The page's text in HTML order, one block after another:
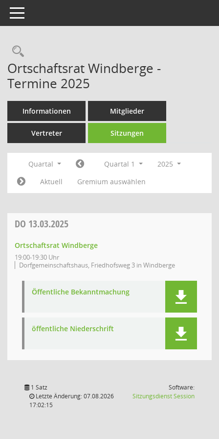
Toggle navigation
Rechercheauswahl
Ortschaftsrat Windberge -
Termine 2025
Informationen Mitglieder
Vertreter Sitzungen
Quartal Quartal 1
2025
Aktuell
Gremium auswählen
DO 13.03.2025
Ortschaftsrat Windberge
19:00-19:30 Uhr
Dorfgemeinschaftshaus, Friedhofsweg 3 in Windberge
Öffentliche Bekanntmachung
öffentliche Niederschrift
1 Satz
Letzte Änderung: 07.08.2026
17:02:15
Software:
SitzungsdienstSession(Wird in